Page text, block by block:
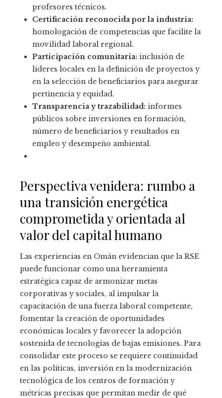
profesores técnicos.
Certificación reconocida por la industria:
homologación de competencias que facilite la
movilidad laboral regional.
Participación comunitaria: inclusión de
líderes locales en la definición de proyectos y
en la selección de beneficiarios para asegurar
pertinencia y equidad.
Transparencia y trazabilidad: informes
públicos sobre inversiones en formación,
número de beneficiarios y resultados en
empleo y desempeño ambiental.
Perspectiva venidera: rumbo a
una transición energética
comprometida y orientada al
valor del capital humano
Las experiencias en Omán evidencian que la RSE
puede funcionar como una herramienta
estratégica capaz de armonizar metas
corporativas y sociales, al impulsar la
capacitación de una fuerza laboral competente,
fomentar la creación de oportunidades
económicas locales y favorecer la adopción
sostenida de tecnologías de bajas emisiones. Para
consolidar este proceso se requiere continuidad
en las políticas, inversión en la modernización
tecnológica de los centros de formación y
métricas precisas que permitan medir de qué